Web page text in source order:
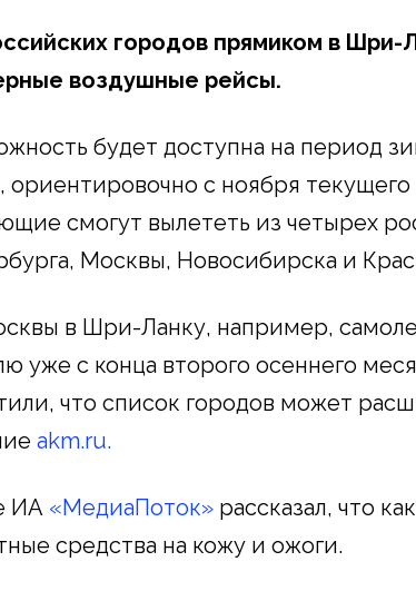
городов прямиком в Шри-
воздушные рейсы.
будет доступна на период
ориентировочно с ноября
смогут вылететь из четырех
Москвы, Новосибирска и
в Шри-Ланку, например,
уже с конца второго осеннего
что список городов может
akm.ru.
ИА «МедиаПоток» рассказал, что
средства на кожу и ожоги.